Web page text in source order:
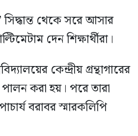
থেকে সরে আসার
দেন শিক্ষার্থীরা।
কেন্দ্রীয় গ্রন্থাগারের
করা হয়। পরে তারা
বরাবর স্মারকলিপি